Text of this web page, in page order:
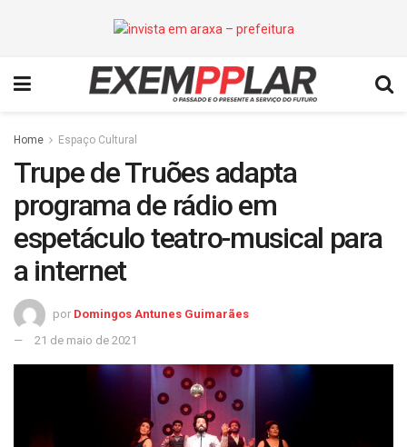
Home Espaço Cultural
Trupe de Truões adapta
programa de rádio em
espetáculo teatro-musical para
a internet
por Domingos Antunes Guimarães
21 de maio de 2021